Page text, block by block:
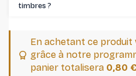
timbres ⁠?
En achetant ce produit
grâce à notre
panier totalisera 0,80